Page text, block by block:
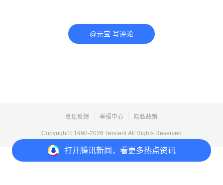
打开腾讯新闻，看更多热点资讯
@元宝 写评论
意见反馈 举报中心 隐私政策
Copyright© 1998-2026 Tencent.All Rights Reserved